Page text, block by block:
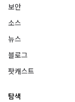
보안
소스
뉴스
블로그
팟캐스트
탐색